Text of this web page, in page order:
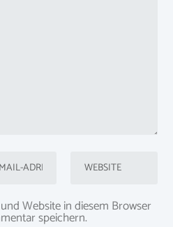
Website in diesem Browser
speichern.